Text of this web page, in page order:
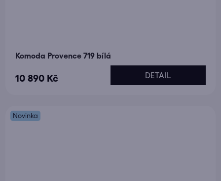
Komoda Provence 719 bílá
10 890 Kč DETAIL
Novinka